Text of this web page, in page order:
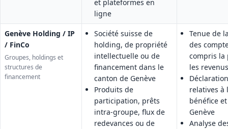
et plateformes en
ligne
Genève Holding / IP
/ FinCo
Groupes, holdings et
structures de
financement
Société suisse de
holding, de propriété
intellectuelle ou de
financement dans le
canton de Genève
Produits de
participation, prêts
intra-groupe, flux de
redevances ou de
Tenue de
des
compris la
les
relatives à
bénéfice
Genève
Analyse